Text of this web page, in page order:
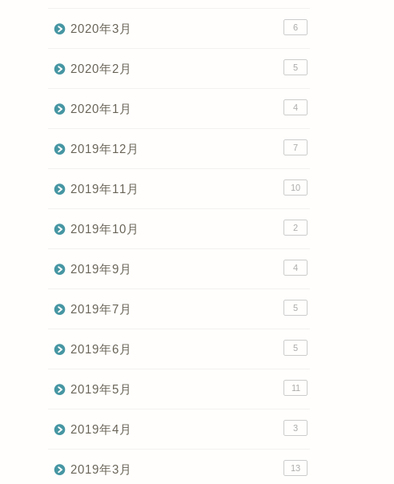
2020年3月 6
2020年2月 5
2020年1月 4
2019年12月 7
2019年11月 10
2019年10月 2
2019年9月 4
2019年7月 5
2019年6月 5
2019年5月 11
2019年4月 3
2019年3月 13